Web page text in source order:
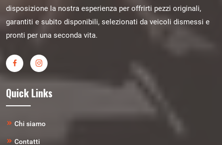
disposizione la nostra esperienza per offrirti pezzi originali,
garantiti e subito disponibili, selezionati da veicoli dismessi e
pronti per una seconda vita.
Quick Links
Chi siamo
Contatti